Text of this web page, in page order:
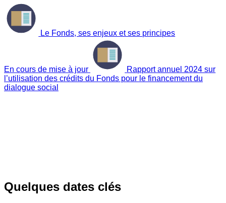
Le Fonds, ses enjeux et ses principes
En cours de mise à jour
Rapport annuel 2024 sur
l’utilisation des crédits du Fonds pour le financement du
dialogue social
Quelques dates clés